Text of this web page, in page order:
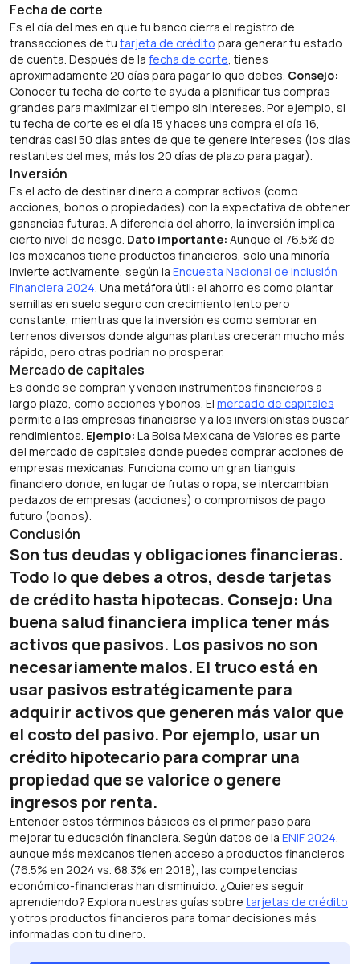
Fecha de corte
Es el día del mes en que tu banco cierra el registro de
transacciones de tu tarjeta de crédito para generar tu estado
de cuenta. Después de la fecha de corte, tienes
aproximadamente 20 días para pagar lo que debes. Consejo:
Conocer tu fecha de corte te ayuda a planificar tus compras
grandes para maximizar el tiempo sin intereses. Por ejemplo, si
tu fecha de corte es el día 15 y haces una compra el día 16,
tendrás casi 50 días antes de que te genere intereses (los días
restantes del mes, más los 20 días de plazo para pagar).
Inversión
Es el acto de destinar dinero a comprar activos (como
acciones, bonos o propiedades) con la expectativa de obtener
ganancias futuras. A diferencia del ahorro, la inversión implica
cierto nivel de riesgo. Dato importante: Aunque el 76.5% de
los mexicanos tiene productos financieros, solo una minoría
invierte activamente, según la Encuesta Nacional de Inclusión
Financiera 2024. Una metáfora útil: el ahorro es como plantar
semillas en suelo seguro con crecimiento lento pero
constante, mientras que la inversión es como sembrar en
terrenos diversos donde algunas plantas crecerán mucho más
rápido, pero otras podrían no prosperar.
Mercado de capitales
Es donde se compran y venden instrumentos financieros a
largo plazo, como acciones y bonos. El mercado de capitales
permite a las empresas financiarse y a los inversionistas buscar
rendimientos. Ejemplo: La Bolsa Mexicana de Valores es parte
del mercado de capitales donde puedes comprar acciones de
empresas mexicanas. Funciona como un gran tianguis
financiero donde, en lugar de frutas o ropa, se intercambian
pedazos de empresas (acciones) o compromisos de pago
futuro (bonos).
Conclusión
Son tus deudas y obligaciones financieras.
Todo lo que debes a otros, desde tarjetas
de crédito hasta hipotecas. Consejo: Una
buena salud financiera implica tener más
activos que pasivos. Los pasivos no son
necesariamente malos. El truco está en
usar pasivos estratégicamente para
adquirir activos que generen más valor que
el costo del pasivo. Por ejemplo, usar un
crédito hipotecario para comprar una
propiedad que se valorice o genere
ingresos por renta.
Entender estos términos básicos es el primer paso para
mejorar tu educación financiera. Según datos de la ENIF 2024,
aunque más mexicanos tienen acceso a productos financieros
(76.5% en 2024 vs. 68.3% en 2018), las competencias
económico-financieras han disminuido. ¿Quieres seguir
aprendiendo? Explora nuestras guías sobre tarjetas de crédito
y otros productos financieros para tomar decisiones más
informadas con tu dinero.